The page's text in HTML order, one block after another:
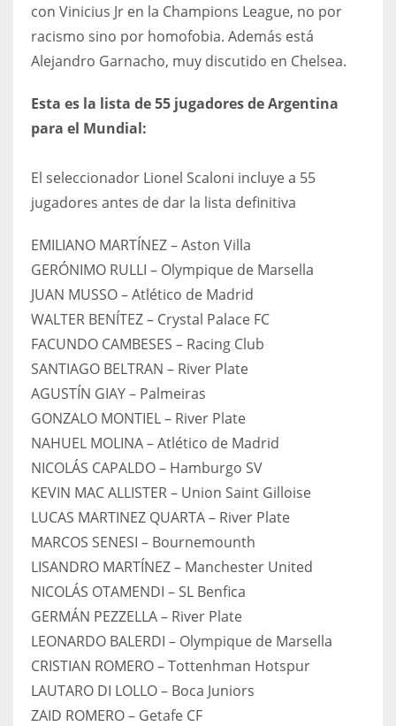
con Vinicius Jr en la Champions League, no por
racismo sino por homofobia. Además está
Alejandro Garnacho, muy discutido en Chelsea.
Esta es la lista de 55 jugadores de Argentina
para el Mundial:
El seleccionador Lionel Scaloni incluye a 55
jugadores antes de dar la lista definitiva
EMILIANO MARTÍNEZ – Aston Villa
GERÓNIMO RULLI – Olympique de Marsella
JUAN MUSSO – Atlético de Madrid
WALTER BENÍTEZ – Crystal Palace FC
FACUNDO CAMBESES – Racing Club
SANTIAGO BELTRAN – River Plate
AGUSTÍN GIAY – Palmeiras
GONZALO MONTIEL – River Plate
NAHUEL MOLINA – Atlético de Madrid
NICOLÁS CAPALDO – Hamburgo SV
KEVIN MAC ALLISTER – Union Saint Gilloise
LUCAS MARTINEZ QUARTA – River Plate
MARCOS SENESI – Bournemounth
LISANDRO MARTÍNEZ – Manchester United
NICOLÁS OTAMENDI – SL Benfica
GERMÁN PEZZELLA – River Plate
LEONARDO BALERDI – Olympique de Marsella
CRISTIAN ROMERO – Tottenhman Hotspur
LAUTARO DI LOLLO – Boca Juniors
ZAID ROMERO – Getafe CF